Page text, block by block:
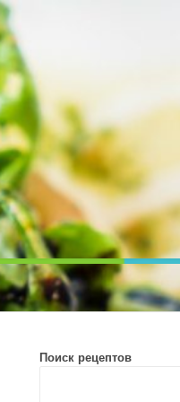
ПЕЧИ. ДИЕТИЧЕСКОЕ
Поиск рецептов